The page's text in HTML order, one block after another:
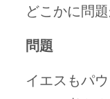
どこかに問
問題
イエスもパ